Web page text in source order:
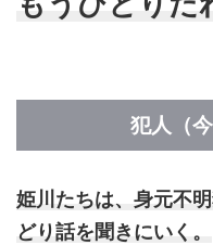
犯人（
姫川たちは、身元不
どり話を聞きにいく。